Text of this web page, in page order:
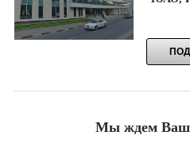
Мы ждем